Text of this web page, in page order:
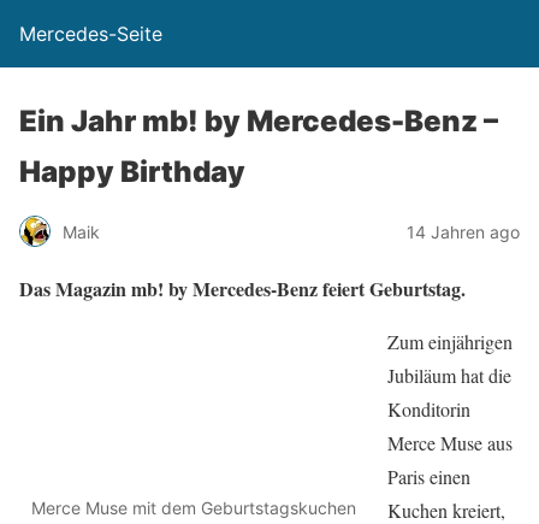
Mercedes-Seite
Ein Jahr mb! by Mercedes-Benz –
Happy Birthday
Maik 14 Jahren ago
Das Magazin mb! by Mercedes-Benz feiert Geburtstag.
Merce Muse mit dem Geburtstagskuchen
Zum einjährigen
Jubiläum hat die
Konditorin
Merce Muse aus
Paris einen
Kuchen kreiert,